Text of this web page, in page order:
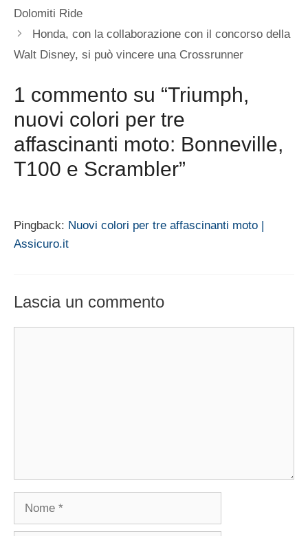
Dolomiti Ride
Honda, con la collaborazione con il concorso della
Walt Disney, si può vincere una Crossrunner
1 commento su “Triumph,
nuovi colori per tre
affascinanti moto: Bonneville,
T100 e Scrambler”
Pingback: Nuovi colori per tre affascinanti moto |
Assicuro.it
Lascia un commento